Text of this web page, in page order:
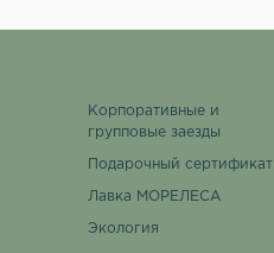
Корпоративные и
групповые заезды
Лавка МОРЕЛЕСА
Подарочный сертификат
Экология